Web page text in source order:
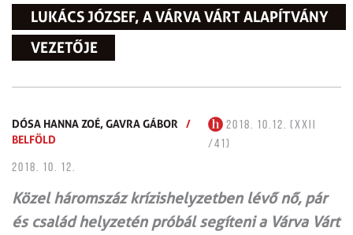
LUKÁCS JÓZSEF, A VÁRVA VÁRT ALAPÍTVÁNY
VEZETŐJE
DÓSA HANNA ZOÉ,GAVRA GÁBOR
/
BELFÖLD
2018. 10.12. (XXII
/41)
2018. 10. 12.
Közel háromszáz krízishelyzetben lévő nő, pár
és család helyzetén próbál segíteni a Várva Várt